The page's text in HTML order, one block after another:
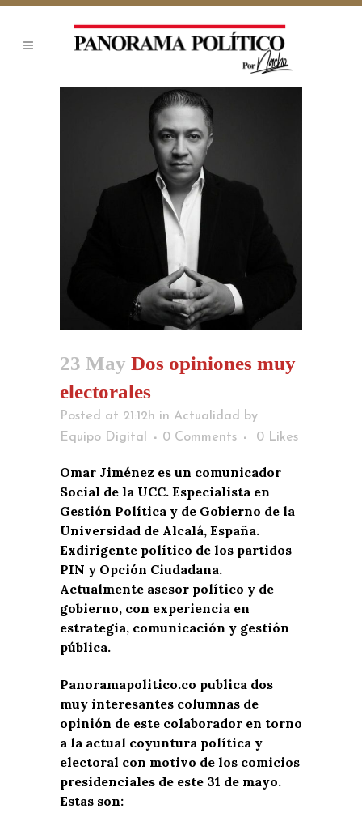
23 May Dos opiniones muy
electorales
Posted at 21:12h in Actualidad
by
Equipo Digital
0 Comments 0 Likes
Omar Jiménez es un comunicador
Social de la UCC. Especialista en
Gestión Política y de Gobierno de la
Universidad de Alcalá, España.
Exdirigente político de los partidos
PIN y Opción Ciudadana.
Actualmente asesor político y de
gobierno, con experiencia en
estrategia, comunicación y gestión
pública.
Panoramapolitico.co publica dos
muy interesantes columnas de
opinión de este colaborador en torno
a la actual coyuntura política y
electoral con motivo de los comicios
presidenciales de este 31 de mayo.
Estas son: